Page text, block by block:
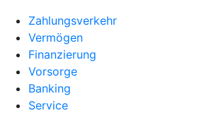
Zahlungsverkehr
Vermögen
Finanzierung
Vorsorge
Banking
Service